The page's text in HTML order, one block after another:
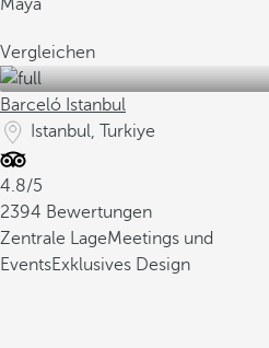
Maya
Vergleichen
Barceló Istanbul
Istanbul, Turkiye
4.8/5
2394 Bewertungen
Zentrale LageMeetings und
EventsExklusives Design